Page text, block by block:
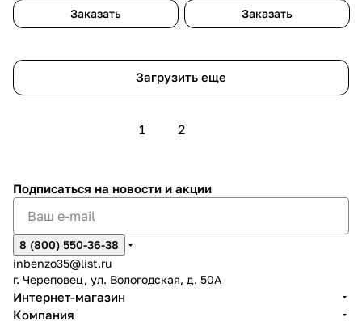
Заказать Заказать
Загрузить еще
1 2
Подписаться на новости и акции
8 (800) 550-36-38
inbenzo35@list.ru
г. Череповец, ул. Вологодская, д. 50А
Интернет-магазин
Компания